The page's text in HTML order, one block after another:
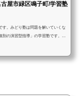
屋市緑区鳴子町/学習塾
す。みどり塾は問題を解いていくな
別の演習型指導」の学習塾です。演